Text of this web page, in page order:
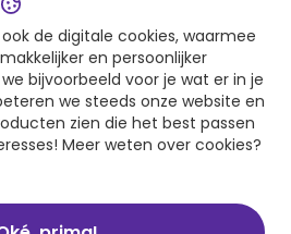
de digitale cookies, waarmee
en persoonlijker
bijvoorbeeld voor je wat er in je
we steeds onze website en
zien die het best passen
Meer weten over cookies?